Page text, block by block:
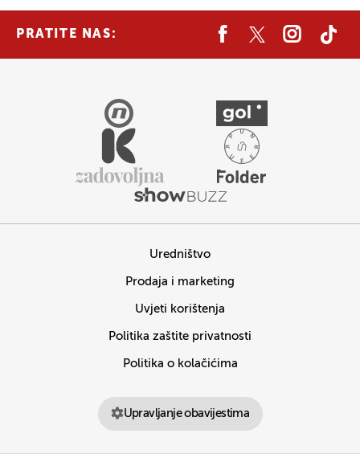
PRATITE NAS:
Uredništvo
Prodaja i marketing
Uvjeti korištenja
Politika zaštite privatnosti
Politika o kolačićima
Upravljanje obavijestima